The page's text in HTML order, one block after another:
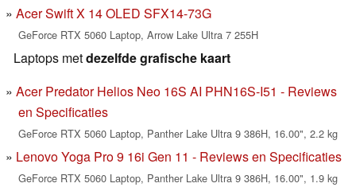
Acer Swift X 14 OLED SFX14-73G
GeForce RTX 5060 Laptop, Arrow Lake Ultra 7 255H
Laptops metdezelfde grafische kaart
Acer Predator Helios Neo 16S AI PHN16S-I51 - Reviews
en Specificaties
GeForce RTX 5060 Laptop, Panther Lake Ultra 9 386H, 16.00", 2.2 kg
Lenovo Yoga Pro 9 16i Gen 11 - Reviews en Specificaties
GeForce RTX 5060 Laptop, Panther Lake Ultra 9 386H, 16.00", 1.9 kg